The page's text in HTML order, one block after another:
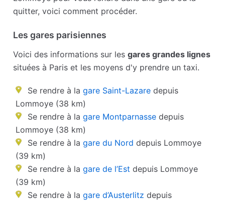
quitter, voici comment procéder.
Les gares parisiennes
Voici des informations sur lesgares grandes lignes
situées à Paris et les moyens d'y prendre un taxi.
Se rendre à la gare Saint-Lazare depuis
Lommoye (38 km)
Se rendre à la gare Montparnasse depuis
Lommoye (38 km)
Se rendre à la gare du Nord depuis Lommoye
(39 km)
Se rendre à la gare de l’Est depuis Lommoye
(39 km)
Se rendre à la gare d’Austerlitz depuis